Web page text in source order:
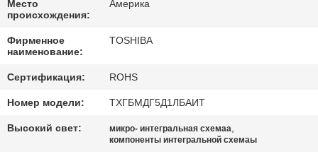
КОНТРОЛЬ
КАЧЕСТВА
СВЯЖИТЕСЬ
С
НАМИ
Место
происхождения:
Америка
Фирменное
наименование:
TOSHIBA
Сертификация: ROHS
Номер модели: ТХГБМДГ5Д1ЛБАИТ
Высокий свет: микро- интегральная схемаа,
компоненты интегральной схемаы